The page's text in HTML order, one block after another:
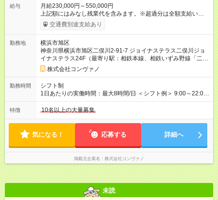
給与
月給230,000円～550,000円
上記額にはみなし残業代を含みます。※超過分は全額支給いたし
ます。 みなし残業代 8,940円／月 みなし残業時間 5.5時間／月
上記には、月5.5時間分のみなし残業代(8，940円)を含む。超過
円～ （期間中は契約社員） ※社内基準を満たした場合は、その
後正規登用可 【年収例】 ◆エリアマネージャー 月給25万円＋役
職手当3万円＋インセン14万5，781円＝42万5，781円 ◆店長
月給 25万円＋役職手当1万円＋インセン8万2，547円＝34万2，
547円 ◆社員(役職なし) 月給23万円＋インセン1万4701円＝24
万4，701円 ＜別途支給手当＞ ・インセンティブ：月10万円以
上も可能！ ・賞与：年2回(6月/12月)※業績による ・交通費：月
たり) ・回数：随時 ・反映時期：次月の給与から ・評価手法：
社内評価に基づく ※あなたの頑張りをしっかり評価します！で
きることが増えるほどお給料に反映される環境です。 【試用期
間】試用期間あり 試用期間の長さ：6ヶ月 ※ 雇用形態と給与
に、本採用時と異なる部分があります。 雇用形態：中途採用
（契約社員） 給与：月給 220,000円以上 上記額にはみなし残業
代 8,552円／月 みなし残業時間 5.5時間／月
交通費別途支給あり
勤務地
横浜市旭区
神奈川県横浜市旭区二俣川2-91-7 ジョイナステラス二俣川ジョ
イナステラス24F（最寄り駅：相鉄本線、相鉄いずみ野線「二俣
川駅」）
株式会社コンヴァノ
勤務時間
シフト制
1日あたりの実働時間：最大8時間/日 ＜シフト例＞ 9:00～22:00
でのシフト制（実働8時間／休憩60分） ※残業時間は月平均で
10時間程度 ※営業時間は【平日】11：00～22：00、【土日祝】
ます。
特徴 10名以上の大量募集
気になる！ 応募する 詳細へ
掲載元企業名 株式会社コンヴァノ
未読